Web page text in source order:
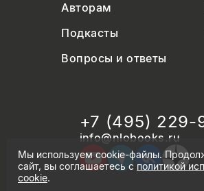
Авторам
Подкасты
Вопросы и ответы
+7 (495) 229-
info@nlobooks.ru
Мы используем cookie-файлы.
сайт, вы соглашаетесь сполитикой
cookie.